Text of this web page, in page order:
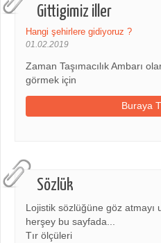
Gittigimiz iller
Hangi şehirlere gidiyoruz ?
01.02.2019
Zaman Taşımacılık Ambarı
görmek için
Buraya
Sözlük
Lojistik sözlüğüne göz atmayı
herşey bu sayfada...
Tır ölçüleri